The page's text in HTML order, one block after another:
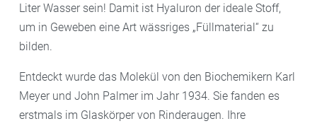
Liter Wasser sein! Damit ist Hyaluron der ideale Stoff,
um in Geweben eine Art wässriges „Füllmaterial“ zu
bilden.
Entdeckt wurde das Molekül von den Biochemikern Karl
Meyer und John Palmer im Jahr 1934. Sie fanden es
erstmals im Glaskörper von Rinderaugen. Ihre